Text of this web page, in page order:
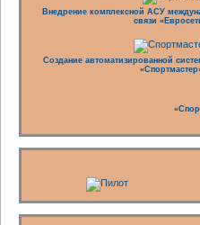
Внедрение комплексной АСУ
связи
Создание автоматизированной